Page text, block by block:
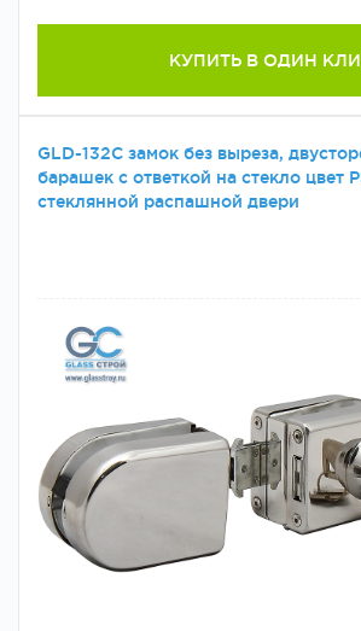
КУПИТЬ В ОДИН
GLD-132C замок без выреза,
барашек с ответкой на стекло цвет
стеклянной распашной двери